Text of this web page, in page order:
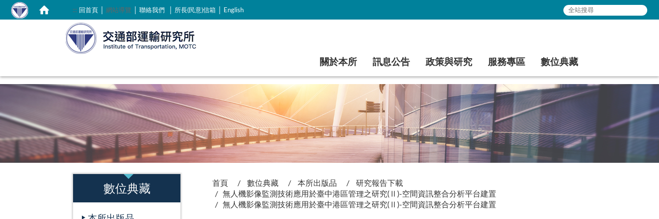
::: 回首頁｜ 網站導覽 聯絡我們｜ 所長(民意)信箱｜ English
關於本所 訊息公告 政策與研究 服務專區 數位典藏
數位典藏 首頁 數位典藏 本所出版品
研究報告下載
無人機影像監測技術應用於臺中港區管理之研究(Ⅱ)-空間資訊整合分析平台建置
無人機影像監測技術應用於臺中港區管理之研究(Ⅱ)-空間資訊整合分析平台建置